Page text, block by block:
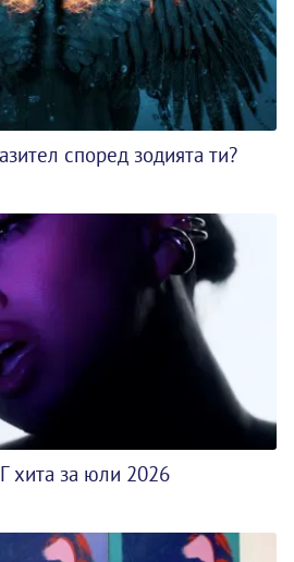
според зодията ти?
хита за юли 2026